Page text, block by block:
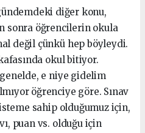
diğer konu,
sonra öğrencilerin okula
değil çünkü hep böyleydi.
okul bitiyor.
e niye gidelim
öğrenciye göre. Sınav
sahip olduğumuz için,
puan vs. olduğu için